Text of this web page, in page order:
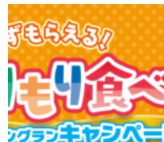
てLINEギフトコード
1000円分を当てようキ
ャンペーン